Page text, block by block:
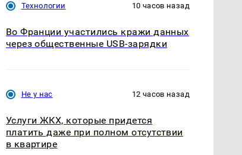
В магазинах России
СМИ: В Химках на
полицейскую
Технологии 10 часов назад
Во Франции участились кражи данных
через общественные USB-зарядки
Не у нас 12 часов назад
Услуги ЖКХ, которые придется
платить даже при полном отсутствии
в квартире